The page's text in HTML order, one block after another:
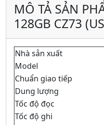
MÔ TẢ SẢN
128GB CZ73
Nhà sản xuất
Model
Chuẩn giao tiếp
Dung lượng
Tốc độ đọc
Tốc độ ghi